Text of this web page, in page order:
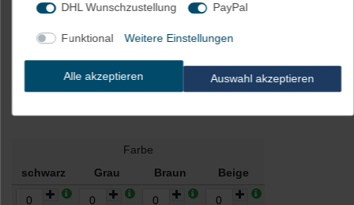
1,83m flexibler Fussboden
Kabelkanal selbstklebend
Farbe
schwarz
Grau Braun Beige
DHL Wunschzustellung PayPal
Funktional Weitere Einstellungen
Alle akzeptieren Auswahl akzeptieren